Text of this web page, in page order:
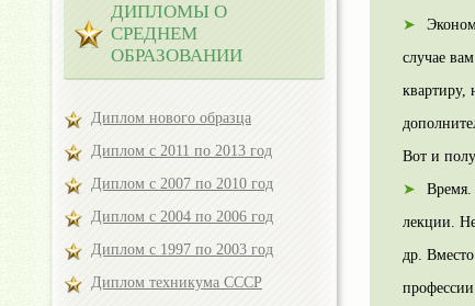
случае
квартиру,
Вот и
Время.
лекции.
др.
ДИПЛОМЫ О
СРЕДНЕМ
ОБРАЗОВАНИИ
Диплом нового образца
Диплом с 2011 по 2013 год
Диплом с 2007 по 2010 год
Диплом с 2004 по 2006 год
Диплом с 1997 по 2003 год
Диплом техникума СССР